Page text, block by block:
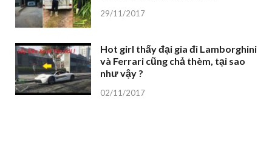
29/11/2017
Hot girl thấy đại gia đi Lamborghini
và Ferrari cũng chả thèm, tại sao
như vậy ?
02/11/2017